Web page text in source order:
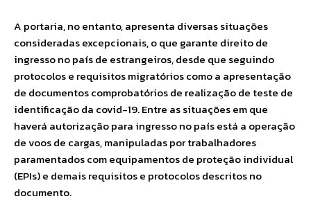
A portaria, no entanto, apresenta diversas situações
consideradas excepcionais, o que garante direito de
ingresso no país de estrangeiros, desde que seguindo
protocolos e requisitos migratórios como a apresentação
de documentos comprobatórios de realização de teste de
identificação da covid-19. Entre as situações em que
haverá autorização para ingresso no país está a operação
de voos de cargas, manipuladas por trabalhadores
paramentados com equipamentos de proteção individual
(EPIs) e demais requisitos e protocolos descritos no
documento.